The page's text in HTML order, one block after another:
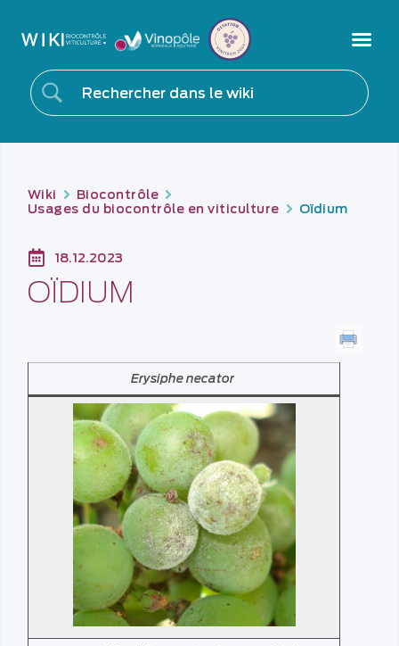
Wiki
Biocontrôle
Usages du biocontrôle en viticulture
Oïdium
18.12.2023
OÏDIUM
Erysiphe necator